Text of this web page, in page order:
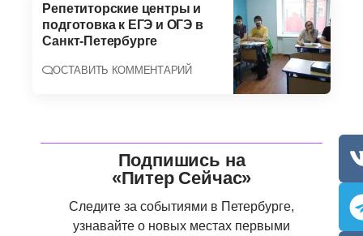
Репетиторские центры и
подготовка к ЕГЭ и ОГЭ в
Санкт-Петербурге
ОСТАВИТЬ КОММЕНТАРИЙ
Подпишись на
«Питер Сейчас»
Следите за событиями в Петербурге,
узнавайте о новых местах первыми